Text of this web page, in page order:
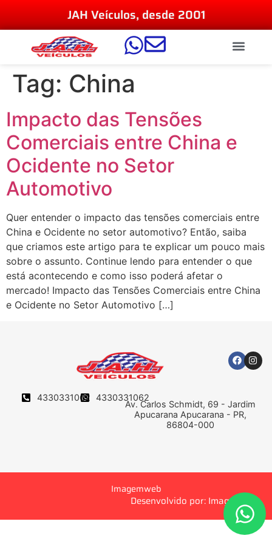
JAH Veículos, desde 2001
Tag: China
Impacto das Tensões
Comerciais entre China e
Ocidente no Setor
Automotivo
Quer entender o impacto das tensões comerciais entre
China e Ocidente no setor automotivo? Então, saiba
que criamos este artigo para te explicar um pouco mais
sobre o assunto. Continue lendo para entender o que
está acontecendo e como isso poderá afetar o
mercado! Impacto das Tensões Comerciais entre China
e Ocidente no Setor Automotivo […]
4330331062 4330331062
Av. Carlos Schmidt, 69 - Jardim
Apucarana Apucarana - PR,
86804-000
Imagemweb
Desenvolvido por: Imagemweb